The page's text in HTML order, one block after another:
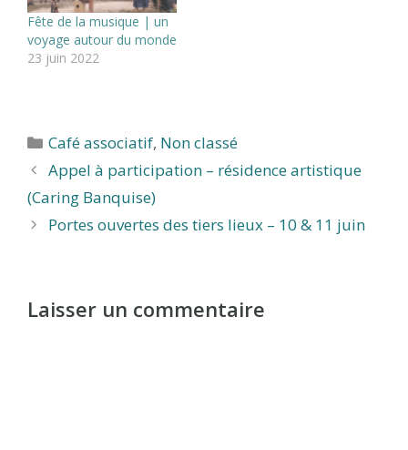
Fête de la musique | un
voyage autour du monde
23 juin 2022
Catégories
Café associatif, Non classé
Appel à participation – résidence artistique
(Caring Banquise)
Portes ouvertes des tiers lieux – 10 & 11 juin
Laisser un commentaire